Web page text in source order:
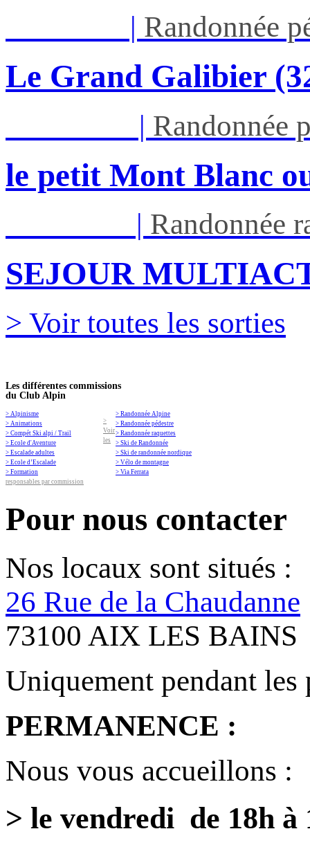
| Randonnée
Le Grand Galibier
| Randonnée
le petit Mont Blanc
| Randonnée
SEJOUR
> Voir toutes les sorties
Les différentes commissions
du Club Alpin
> Alpinisme
> Animations
> Compét Ski alpi / Trail
> Ecole d'Aventure
> Escalade adultes
> Ecole d’Escalade
> Formation
> Randonnée Alpine
> Randonnée pédestre
> Randonnée raquettes
> Ski de Randonnée
> Ski de randonnée nordique
> Vélo de montagne
> Via Ferrata
>
Voir
les
responsables par commission
Pour nous contacter
Nos locaux sont situés :
26 Rue de la Chaudanne
73100 AIX LES BAINS
Uniquement pendant les
PERMANENCE :
Nous vous accueillons :
> le vendredi de 18h à